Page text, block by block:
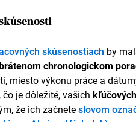
skúsenostiach by
chronologickom
miesto výkonu práce a
je dôležité, vašich
že ich začneteslovom